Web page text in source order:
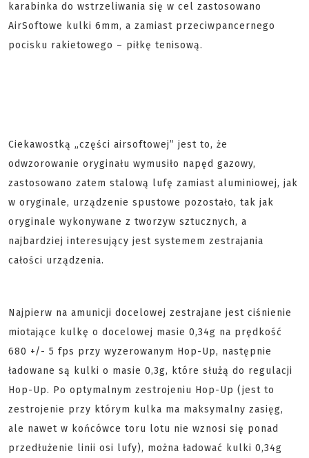
karabinka do wstrzeliwania się w cel zastosowano
AirSoftowe kulki 6mm, a zamiast przeciwpancernego
pocisku rakietowego – piłkę tenisową.
Ciekawostką „części airsoftowej” jest to, że
odwzorowanie oryginału wymusiło napęd gazowy,
zastosowano zatem stalową lufę zamiast aluminiowej, jak
w oryginale, urządzenie spustowe pozostało, tak jak
oryginale wykonywane z tworzyw sztucznych, a
najbardziej interesujący jest systemem zestrajania
całości urządzenia.
Najpierw na amunicji docelowej zestrajane jest ciśnienie
miotające kulkę o docelowej masie 0,34g na prędkość
680 +/- 5 fps przy wyzerowanym Hop-Up, następnie
ładowane są kulki o masie 0,3g, które służą do regulacji
Hop-Up. Po optymalnym zestrojeniu Hop-Up (jest to
zestrojenie przy którym kulka ma maksymalny zasięg,
ale nawet w końcówce toru lotu nie wznosi się ponad
przedłużenie linii osi lufy), można ładować kulki 0,34g